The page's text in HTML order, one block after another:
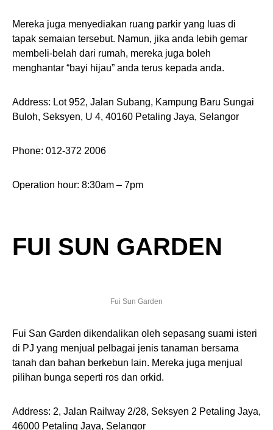
Mereka juga menyediakan ruang parkir yang luas di
tapak semaian tersebut. Namun, jika anda lebih gemar
membeli-belah dari rumah, mereka juga boleh
menghantar “bayi hijau” anda terus kepada anda.
Address: Lot 952, Jalan Subang, Kampung Baru Sungai
Buloh, Seksyen, U 4, 40160 Petaling Jaya, Selangor
Phone: 012-372 2006
Operation hour: 8:30am – 7pm
FUI SUN GARDEN
Fui Sun Garden
Fui San Garden dikendalikan oleh sepasang suami isteri
di PJ yang menjual pelbagai jenis tanaman bersama
tanah dan bahan berkebun lain. Mereka juga menjual
pilihan bunga seperti ros dan orkid.
Address: 2, Jalan Railway 2/28, Seksyen 2 Petaling Jaya,
46000 Petaling Jaya, Selangor